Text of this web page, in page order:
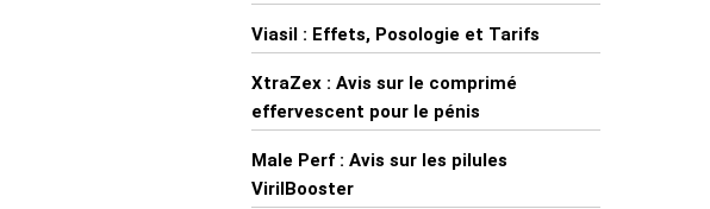
Viasil : Effets, Posologie et Tarifs
XtraZex : Avis sur le comprimé
effervescent pour le pénis
Male Perf : Avis sur les pilules
VirilBooster